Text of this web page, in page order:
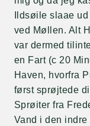
Ildsøile slaae
ved Møllen. Alt
var dermed
en Fart (c 20
Haven, hvorfra
først sprøjtede
Sprøiter fra
Vand i den